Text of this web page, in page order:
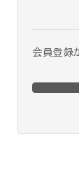
会員登録